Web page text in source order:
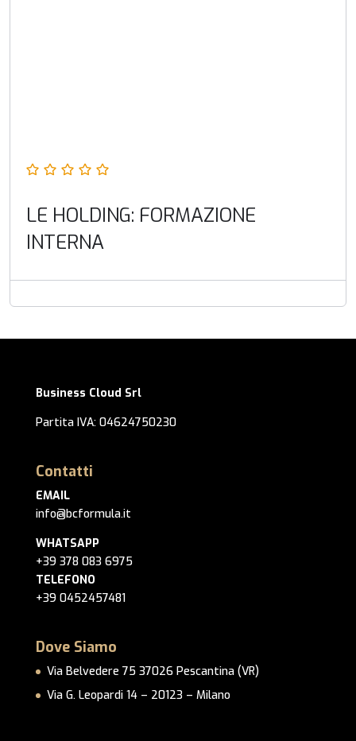
LE HOLDING: FORMAZIONE
INTERNA
Business Cloud Srl
Partita IVA: 04624750230
Contatti
EMAIL
info@bcformula.it
WHATSAPP
+39 378 083 6975
TELEFONO
+39 0452457481
Dove Siamo
Via Belvedere 75 37026 Pescantina (VR)
Via G. Leopardi 14 – 20123 – Milano